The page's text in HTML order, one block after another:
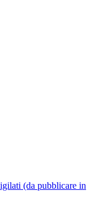
(da pubblicare in